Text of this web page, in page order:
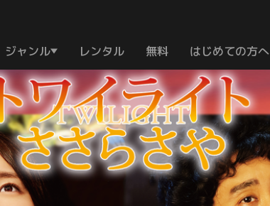
ジャンル レンタル 無料 はじめての方へ